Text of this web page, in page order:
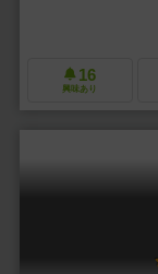
16
興味あり